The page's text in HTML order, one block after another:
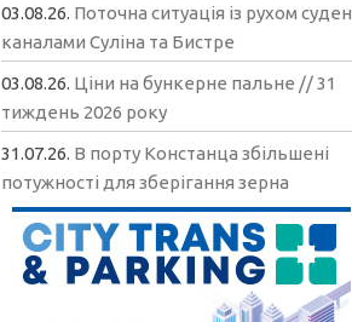
03.08.26. Поточна ситуація із рухом суден
каналами Суліна та Бистре
03.08.26. Ціни на бункерне пальне // 31
тиждень 2026 року
31.07.26. В порту Констанца збільшені
потужності для зберігання зерна